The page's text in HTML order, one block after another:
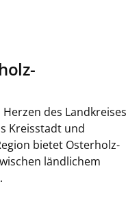
des Landkreises
Kreisstadt und
bietet Osterholz-
ländlichem